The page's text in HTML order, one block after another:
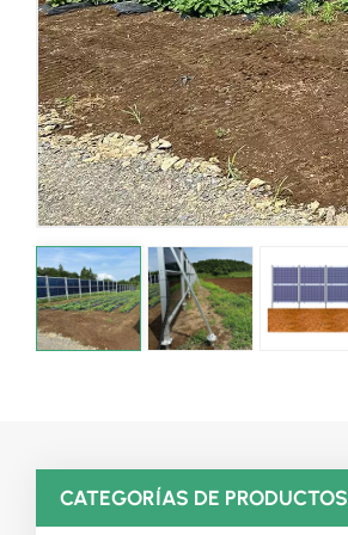
CATEGORÍAS DE PRODUCTOS